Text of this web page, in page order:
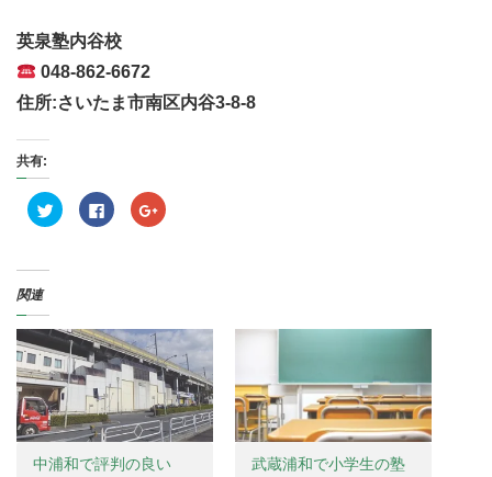
英泉塾内谷校
048-862-6672
住所:さいたま市南区内谷3-8-8
共有:
ク
リ
t
e
r
で
共
有
(
新
し
い
ウ
F
a
有
す
る
に
は
ク
リ
ッ
ク
し
て
ク
リ
l
e
+
で
共
有
(
新
し
い
ウ
関連
中浦和で評判の良い
武蔵浦和で小学生の塾